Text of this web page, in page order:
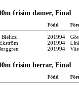
frisim damer, Final
Född
Bielicz 201994
201994
201994
frisim herrar, Final
Född